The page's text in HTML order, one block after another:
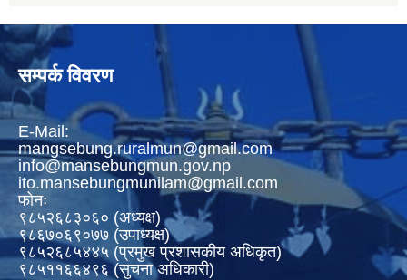
सम्पर्क विवरण
E-Mail:
mangsebung.ruralmun@gmail.com
info@mansebungmun.gov.np
ito.mansebungmunilam@gmail.com
फोनः
९८५२६८३०६० (अध्यक्ष)
९८६७०६९०७७ (उपाध्यक्ष)
९८५२६८५४४५ (प्रमुख प्रशासकीय अधिकृत)
९८५११६६४९६ (सुचना अधिकारी)